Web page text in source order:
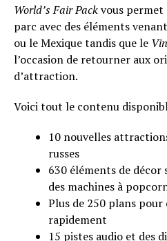
World’s Fair Packvous
parc avec des éléments
ou le Mexique tandis que le
l’occasion de retourner aux
d’attraction.
Voici tout le contenu
10 nouvelles
russes
630 éléments de
des machines à
Plus de 250 plans
rapidement
15 pistes audio et des